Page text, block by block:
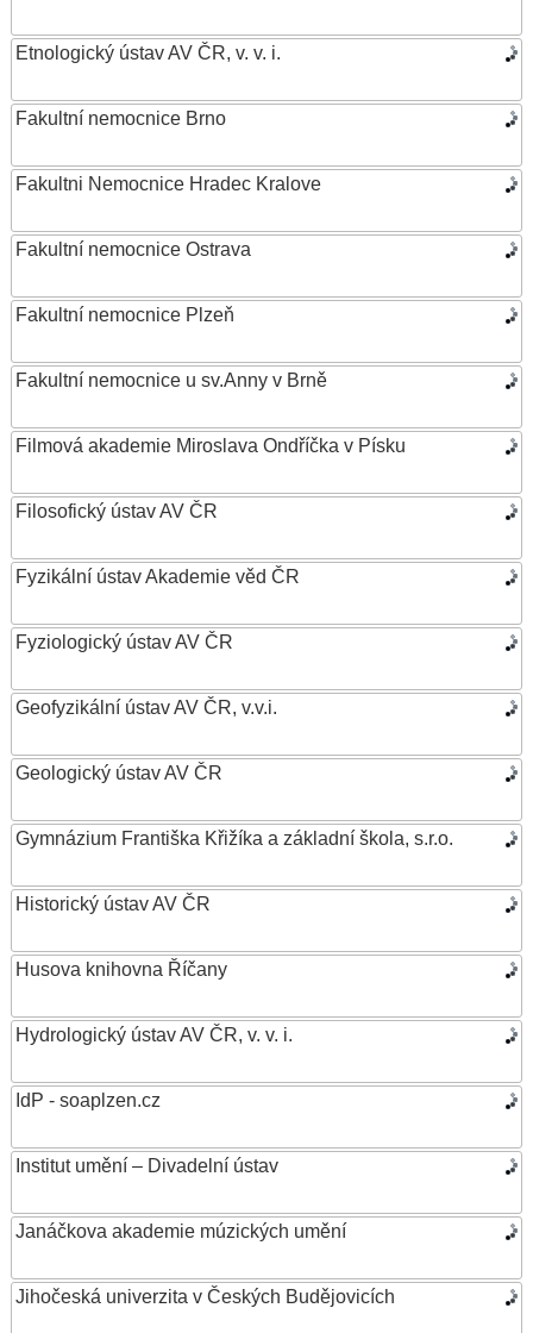
Etnologický ústav AV ČR, v. v. i.
Fakultní nemocnice Brno
Fakultni Nemocnice Hradec Kralove
Fakultní nemocnice Ostrava
Fakultní nemocnice Plzeň
Fakultní nemocnice u sv.Anny v Brně
Filmová akademie Miroslava Ondříčka v Písku
Filosofický ústav AV ČR
Fyzikální ústav Akademie věd ČR
Fyziologický ústav AV ČR
Geofyzikální ústav AV ČR, v.v.i.
Geologický ústav AV ČR
Gymnázium Františka Křižíka a základní škola, s.r.o.
Historický ústav AV ČR
Husova knihovna Říčany
Hydrologický ústav AV ČR, v. v. i.
IdP - soaplzen.cz
Institut umění – Divadelní ústav
Janáčkova akademie múzických umění
Jihočeská univerzita v Českých Budějovicích